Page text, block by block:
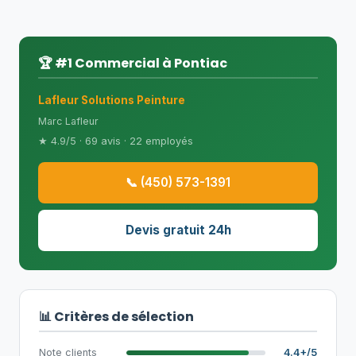
🏆 #1 Commercial à Pontiac
Lafleur Solutions Peinture
Marc Lafleur
★ 4.9/5 · 69 avis · 22 employés
📞 (450) 573-1391
Devis gratuit 24h
📊 Critères de sélection
Note clients 4.4+/5